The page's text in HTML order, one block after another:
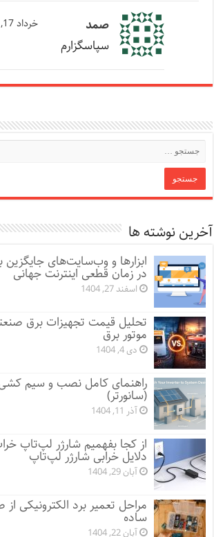
صمد خرداد 17, 1403 در 2:58 ب.ظ
سپاسگزارم
آخرین نوشته ها
ابزارها و وب‌سایت‌های جایگزین
در زمان قطعی اینترنت جهانی
اسفند 27, 1404
تحلیل قیمت تجهیزات برق
موتور برق
دی 4, 1404
راهنمای کامل نصب و سیم کشی
(سانورتر)
آذر 11, 1404
از کجا بفهمیم شارژر لپ‌تاپ
دلایل خرابی شارژر لپ‌تاپ
آبان 29, 1404
مراحل تعمیر برد الکترونیکی
ساده
آبان 22, 1404